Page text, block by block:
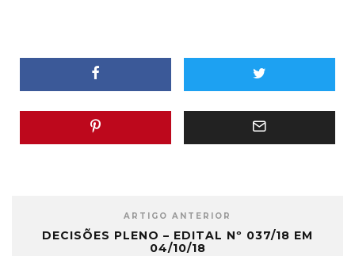
ARTIGO ANTERIOR
DECISÕES PLENO – EDITAL Nº 037/18 EM
04/10/18